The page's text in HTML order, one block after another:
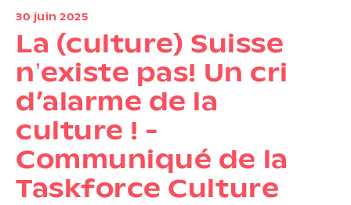
30 juin 2025
La (culture) Suisse
nʼexiste pas! Un cri
d’alarme de la
culture ! -
Communiqué de la
Taskforce Culture